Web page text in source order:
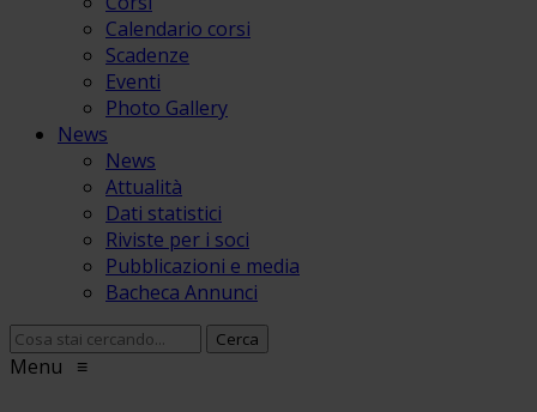
Calendario corsi
Scadenze
Eventi
Photo Gallery
News
News
Attualità
Dati statistici
Riviste per i soci
Pubblicazioni e media
Bacheca Annunci
Menu ≡